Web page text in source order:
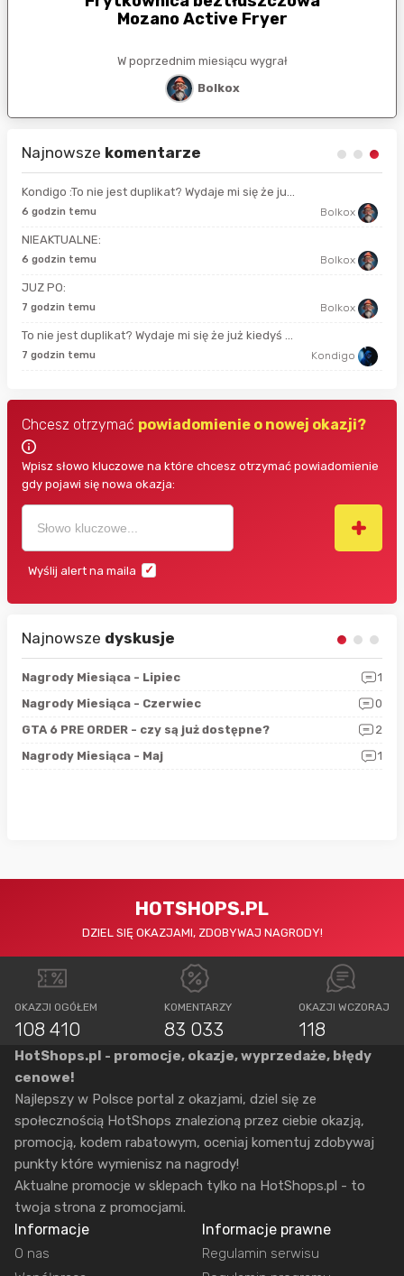
Mozano Active Fryer
W poprzednim miesiącu wygrał
Bolkox
Najnowsze komentarze
Kondigo :To nie jest duplikat? Wydaje mi się że ju...
6 godzin temu Bolkox
NIEAKTUALNE:
6 godzin temu Bolkox
JUZ PO:
7 godzin temu Bolkox
To nie jest duplikat? Wydaje mi się że już kiedyś ...
7 godzin temu Kondigo
Chcesz otrzymać powiadomienie o nowej okazji?
Wpisz słowo kluczowe na które chcesz otrzymać powiadomienie
gdy pojawi się nowa okazja:
Wyślij alert na maila
Najnowsze dyskusje
Nagrody Miesiąca - Lipiec
1
Nagrody Miesiąca - Czerwiec
0
GTA 6 PRE ORDER - czy są już dostępne?
2
Nagrody Miesiąca - Maj
1
HOTSHOPS.PL
DZIEL SIĘ OKAZJAMI, ZDOBYWAJ NAGRODY!
OKAZJI OGÓŁEM
108 410
KOMENTARZY
83 033
OKAZJI WCZORAJ
118
HotShops.pl - promocje, okazje, wyprzedaże, błędy
cenowe!
Najlepszy w Polsce portal z okazjami, dziel się ze
społecznością HotShops znalezioną przez ciebie okazją,
promocją, kodem rabatowym, oceniaj komentuj zdobywaj
punkty które wymienisz na nagrody!
Aktualne promocje w sklepach tylko na HotShops.pl - to
twoja strona z promocjami.
Informacje
O nas
Informacje prawne
Regulamin serwisu